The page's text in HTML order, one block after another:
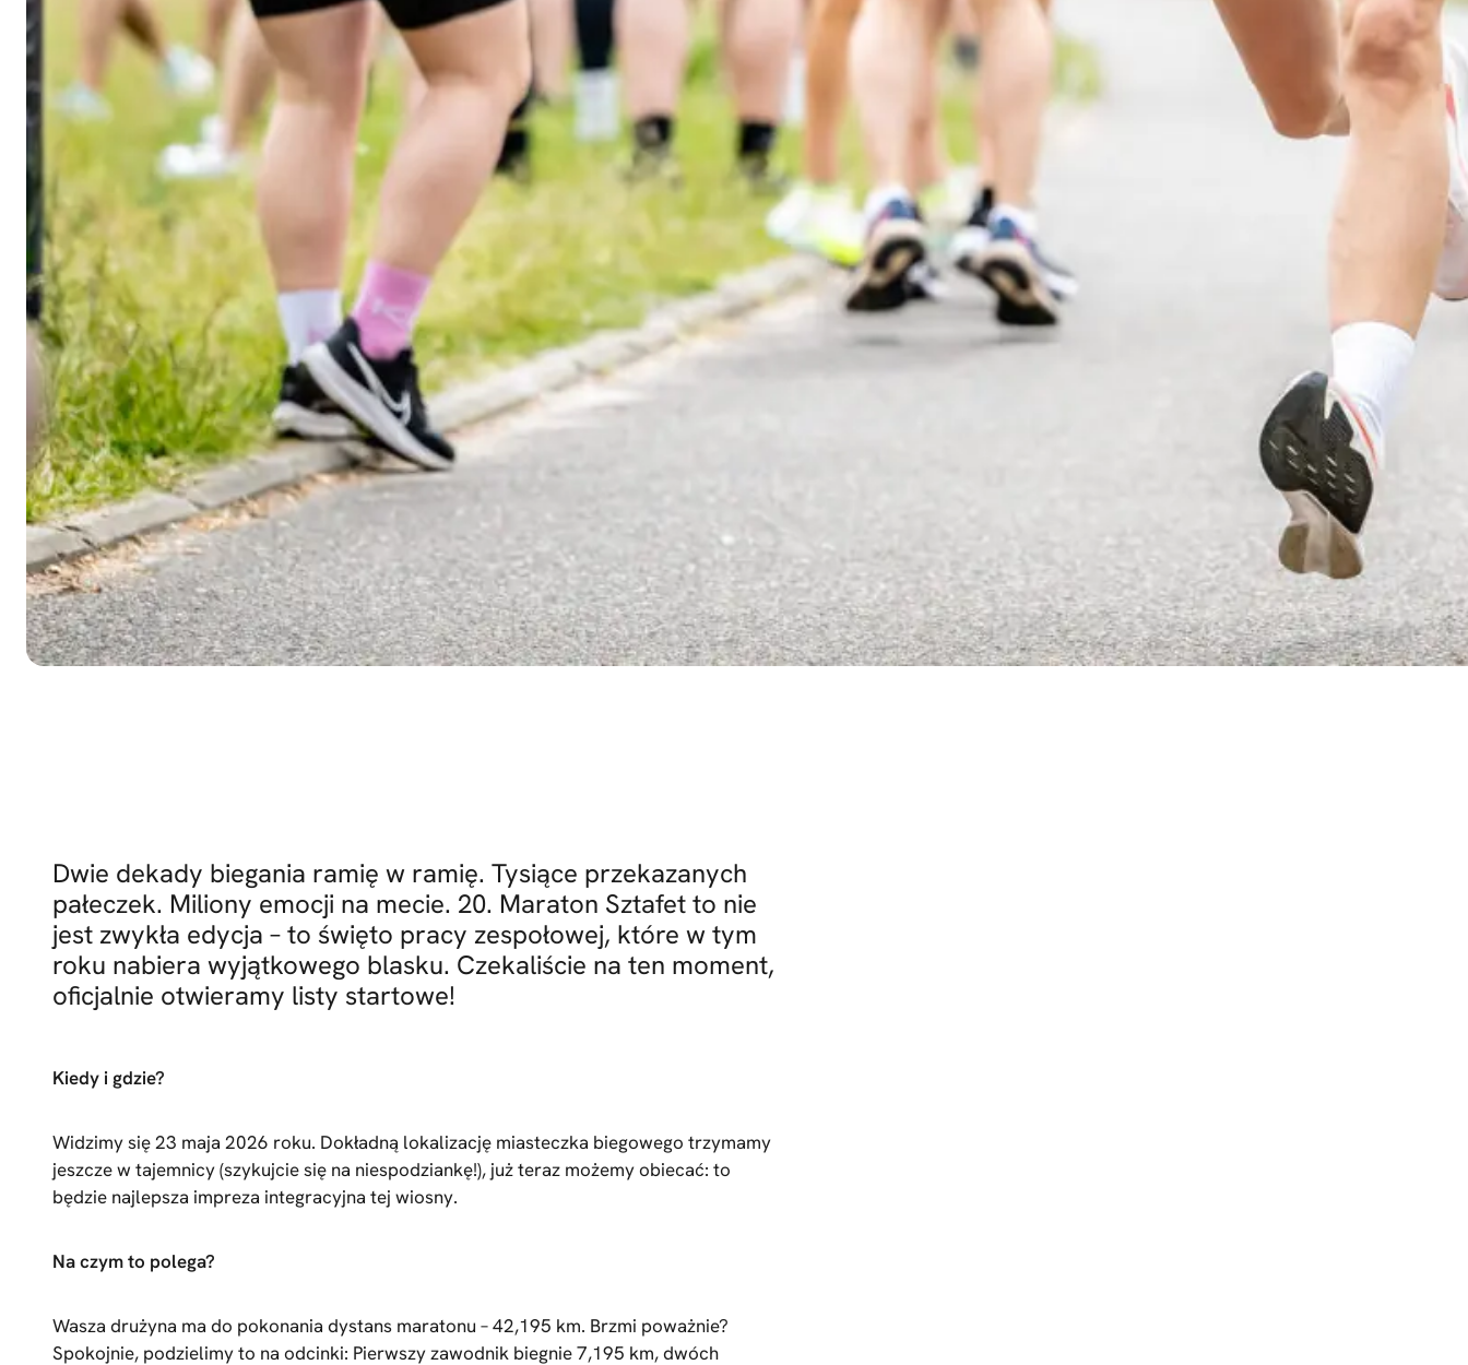
Dwie dekady biegania ramię w ramię. Tysiące przekazanych
pałeczek. Miliony emocji na mecie. 20. Maraton Sztafet to nie
jest zwykła edycja – to święto pracy zespołowej, które w tym
roku nabiera wyjątkowego blasku. Czekaliście na ten moment,
oficjalnie otwieramy listy startowe!
Kiedy i gdzie?
Widzimy się 23 maja 2026 roku. Dokładną lokalizację miasteczka biegowego trzymamy
jeszcze w tajemnicy (szykujcie się na niespodziankę!), już teraz możemy obiecać: to
będzie najlepsza impreza integracyjna tej wiosny.
Na czym to polega?
Wasza drużyna ma do pokonania dystans maratonu – 42,195 km. Brzmi poważnie?
Spokojnie, podzielimy to na odcinki: Pierwszy zawodnik biegnie 7,195 km, dwóch